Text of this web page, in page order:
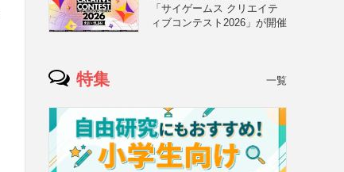
「サイゲームス クリエイテ
ィブコンテスト2026」が開催
特集 一覧